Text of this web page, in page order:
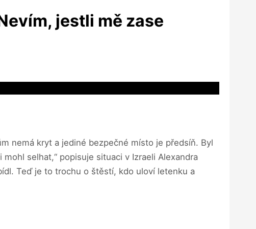
jestli mě zase
nemá kryt a jediné bezpečné místo je předsíň. Byl
selhat,“ popisuje situaci v Izraeli Alexandra
Teď je to trochu o štěstí, kdo uloví letenku a